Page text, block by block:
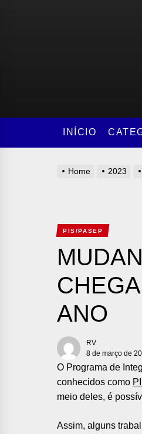
INÍCIO
Home 2023
PIS/PASEP
ANO
RV
8 de março de
O Programa de
conhecidos como
meio deles, é
Assim, alguns